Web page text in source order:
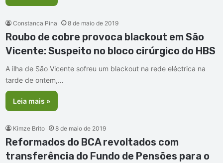
Constanca Pina 8 de maio de 2019
Roubo de cobre provoca blackout em São
Vicente: Suspeito no bloco cirúrgico do HBS
A ilha de São Vicente sofreu um blackout na rede eléctrica na
tarde de ontem,…
Leia mais »
Kimze Brito 8 de maio de 2019
Reformados do BCA revoltados com
transferência do Fundo de Pensões para o